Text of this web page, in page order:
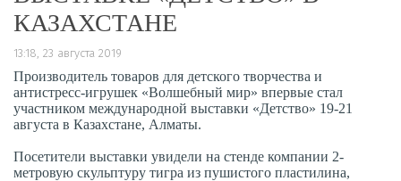
КАЗАХСТАНЕ
13:18, 23 августа 2019
Производитель товаров для детского творчества и
антистресс-игрушек «Волшебный мир» впервые стал
участником международной выставки «Детство» 19-21
августа в Казахстане, Алматы.
Посетители выставки увидели на стенде компании 2-
метровую скульптуру тигра из пушистого пластилина,